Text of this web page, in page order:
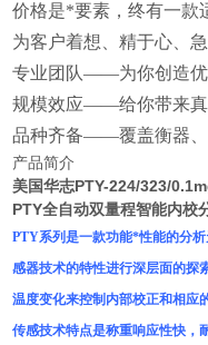
价格是*要素，终有一款
为客户着想、精于心、
专业团队——为你
规模效应——给你带来真
品种齐备——覆盖衡器、
产品简介
美国华志PTY-224/323/
PTY全自动双量程智能内校
PTY系列是一款功能*性能的分
感器技术的特性进行深层面的探
温度变化来控制内部校正和相应
传感技术特点是称重响应性快，